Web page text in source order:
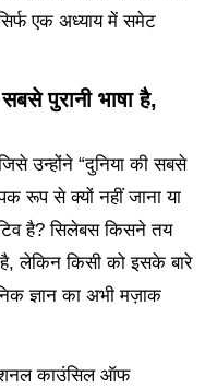
एक अध्याय में समेट
पुरानी भाषा है,
उन्होंने “दुनिया की सबसे
रूप से क्यों नहीं जाना या
है? सिलेबस किसने तय
है, लेकिन किसी को इसके बारे
ज्ञान का अभी मज़ाक
काउंसिल ऑफ